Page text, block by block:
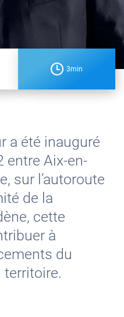
3min
a été inauguré
entre Aix-en-
sur l’autoroute
de la
cette
à
du
territoire.